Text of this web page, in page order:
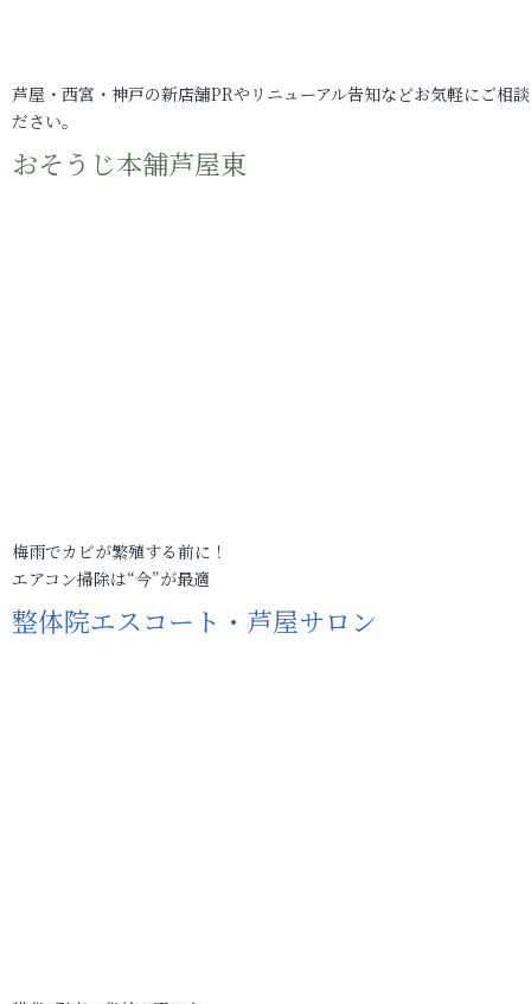
芦屋・西宮・神戸の新店舗PRやリニューアル告知などお気軽にご相
ださい。
おそうじ本舗芦屋東
梅雨でカビが繁殖する前に！
エアコン掃除は“今”が最適
整体院エスコート・芦屋サロン